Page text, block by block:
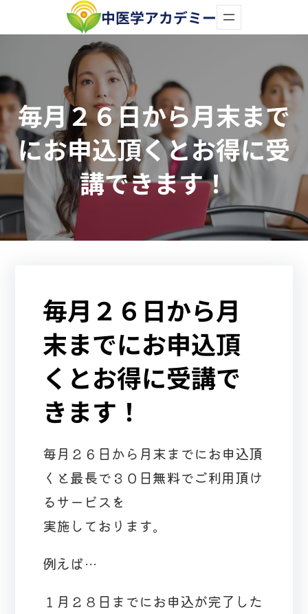
容
ス
キ
ッ
プ
中医学アカデミー
毎月２６日から月末まで
にお申込頂くとお得に受
講できます！
毎月２６日から月
末までにお申込頂
くとお得に受講で
きます！
毎月２６日から月末までにお申込頂
くと最長で３０日無料でご利用頂け
るサービスを
実施しております。
例えば…
１月２８日までにお申込が完了した